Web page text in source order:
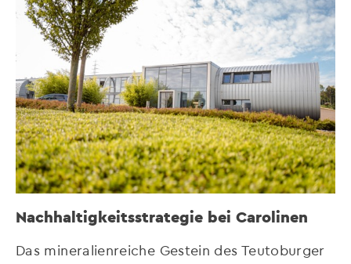
Nachhaltigkeitsstrategie bei Carolinen
Das mineralienreiche Gestein des Teutoburger